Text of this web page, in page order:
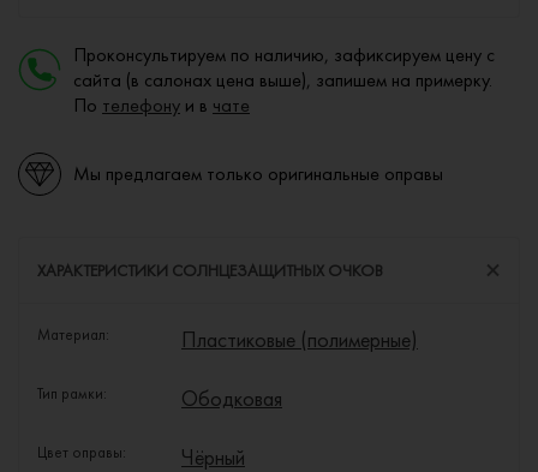
Проконсультируем по наличию, зафиксируем цену с
сайта (в салонах цена выше), запишем на примерку.
По телефону и в чате
Мы предлагаем только оригинальные оправы
ХАРАКТЕРИСТИКИ СОЛНЦЕЗАЩИТНЫХ ОЧКОВ
Материал: Пластиковые (полимерные)
Тип рамки: Ободковая
Цвет оправы: Чёрный